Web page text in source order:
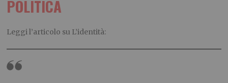
POLITICA
Leggi l’articolo su L’identità: